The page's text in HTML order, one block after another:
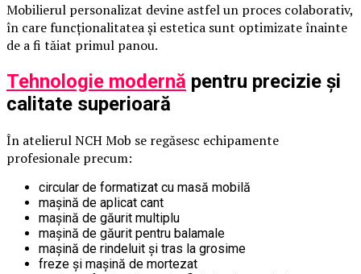
Mobilierul personalizat devine astfel un proces colaborativ,
în care funcționalitatea și estetica sunt optimizate înainte
de a fi tăiat primul panou.
Tehnologie modernă pentru precizie și
calitate superioară
În atelierul NCH Mob se regăsesc echipamente
profesionale precum:
circular de formatizat cu masă mobilă
mașină de aplicat cant
mașină de găurit multiplu
mașină de găurit pentru balamale
mașină de rindeluit și tras la grosime
freze și mașină de mortezat